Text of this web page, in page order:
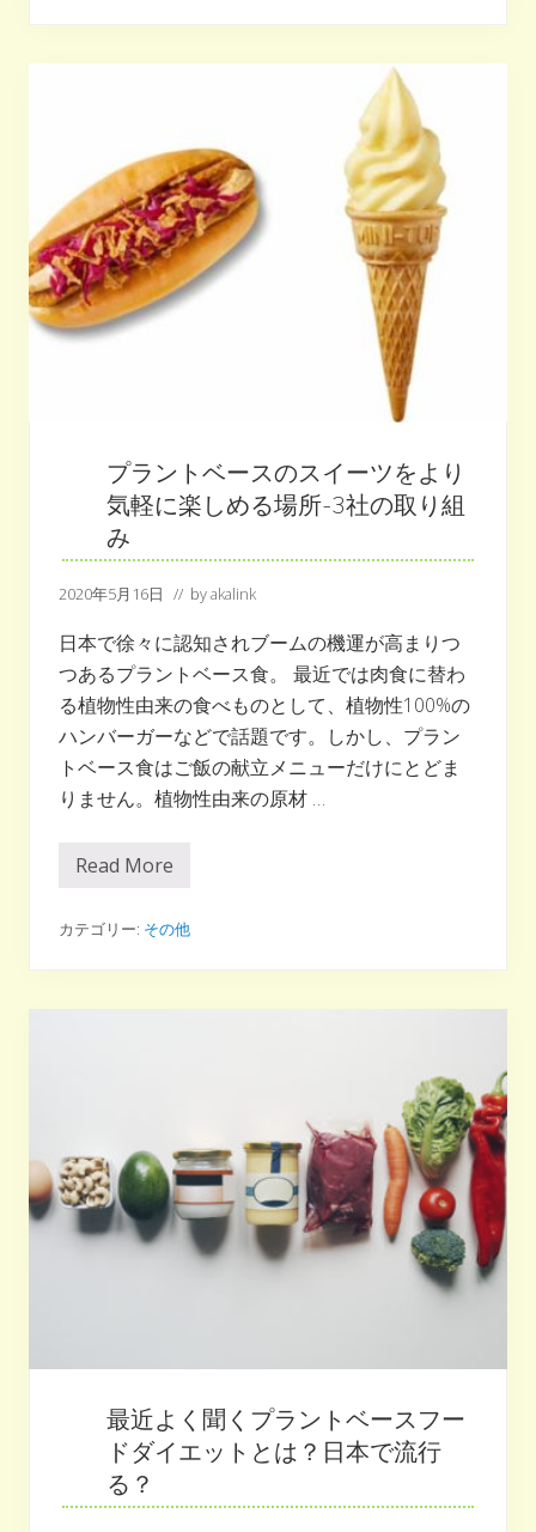
ー
食
境
に
優
し
い
3
つ
の
理
由
プラントベースのスイーツをより
気軽に楽しめる場所-3社の取り組
み
2020年5月16日 // byakalink
日本で徐々に認知されブームの機運が高まりつ
つあるプラントベース食。 最近では肉食に替わ
る植物性由来の食べものとして、植物性100%の
ハンバーガーなどで話題です。しかし、プラン
トベース食はご飯の献立メニューだけにとどま
りません。植物性由来の原材 …
プ
ト
ー
気
軽
に
楽
し
め
社
取
り
組
み
Read More
カテゴリー: その他
最近よく聞くプラントベースフー
ドダイエットとは？日本で流行
る？